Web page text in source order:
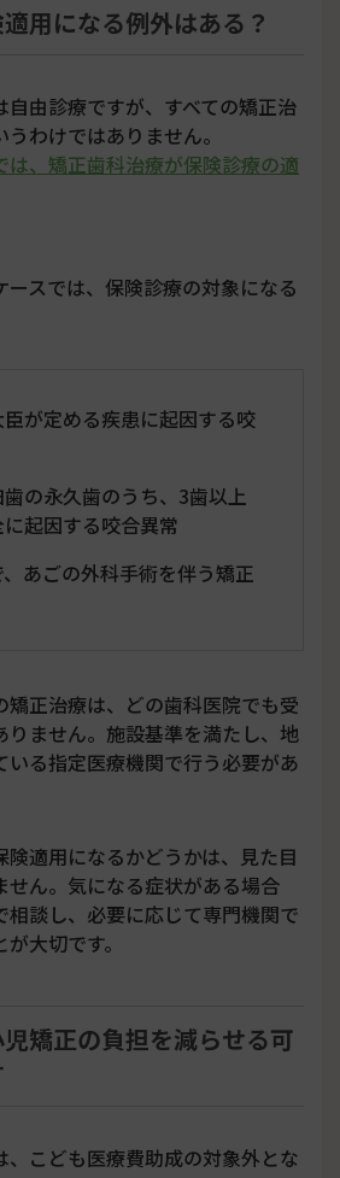
用になる例外はある？
自由診療ですが、すべての矯正治
わけではありません。
は、矯正歯科治療が保険診療の適
ースでは、保険診療の対象になる
が定める疾患に起因する咬
の永久歯のうち、3歯以上
起因する咬合異常
あごの外科手術を伴う矯正
矯正治療は、どの歯科医院でも受
りません。施設基準を満たし、地
いる指定医療機関で行う必要があ
険適用になるかどうかは、見た目
せん。気になる症状がある場合
相談し、必要に応じて専門機関で
大切です。
矯正の負担を減らせる可
、こども医療費助成の対象外とな